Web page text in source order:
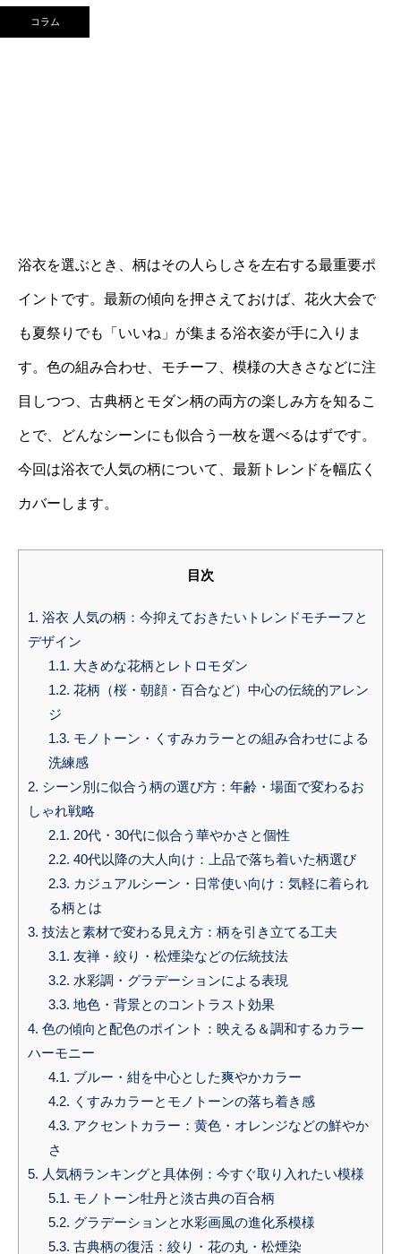
コラム
浴衣を選ぶとき、柄はその人らしさを左右する最重要ポ
イントです。最新の傾向を押さえておけば、花火大会で
も夏祭りでも「いいね」が集まる浴衣姿が手に入りま
す。色の組み合わせ、モチーフ、模様の大きさなどに注
目しつつ、古典柄とモダン柄の両方の楽しみ方を知るこ
とで、どんなシーンにも似合う一枚を選べるはずです。
今回は浴衣で人気の柄について、最新トレンドを幅広く
カバーします。
目次
1. 浴衣 人気の柄：今抑えておきたいトレンドモチーフと
デザイン
1.1. 大きめな花柄とレトロモダン
1.2. 花柄（桜・朝顔・百合など）中心の伝統的アレン
ジ
1.3. モノトーン・くすみカラーとの組み合わせによる
洗練感
2. シーン別に似合う柄の選び方：年齢・場面で変わるお
しゃれ戦略
2.1. 20代・30代に似合う華やかさと個性
2.2. 40代以降の大人向け：上品で落ち着いた柄選び
2.3. カジュアルシーン・日常使い向け：気軽に着られ
る柄とは
3. 技法と素材で変わる見え方：柄を引き立てる工夫
3.1. 友禅・絞り・松煙染などの伝統技法
3.2. 水彩調・グラデーションによる表現
3.3. 地色・背景とのコントラスト効果
4. 色の傾向と配色のポイント：映える＆調和するカラー
ハーモニー
4.1. ブルー・紺を中心とした爽やかカラー
4.2. くすみカラーとモノトーンの落ち着き感
4.3. アクセントカラー：黄色・オレンジなどの鮮やか
さ
5. 人気柄ランキングと具体例：今すぐ取り入れたい模様
5.1. モノトーン牡丹と淡古典の百合柄
5.2. グラデーションと水彩画風の進化系模様
5.3. 古典柄の復活：絞り・花の丸・松煙染